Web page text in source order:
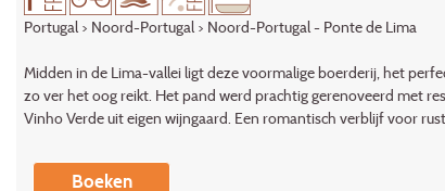
Portugal> Noord-Portugal> Noord-Portugal - Ponte de Lima
Midden in de Lima-vallei ligt deze voormalige boerderij, het
zo ver het oog reikt. Het pand werd prachtig gerenoveerd met
Vinho Verde uit eigen wijngaard. Een romantisch verblijf voor
Boeken